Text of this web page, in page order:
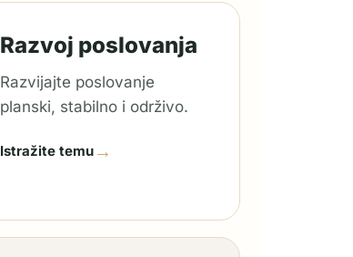
Razvoj poslovanja
Razvijajte poslovanje
planski, stabilno i održivo.
Istražite temu→